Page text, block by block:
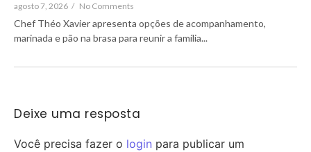
agosto 7, 2026 / No Comments
Chef Théo Xavier apresenta opções de acompanhamento,
marinada e pão na brasa para reunir a família...
Deixe uma resposta
Você precisa fazer o login para publicar um